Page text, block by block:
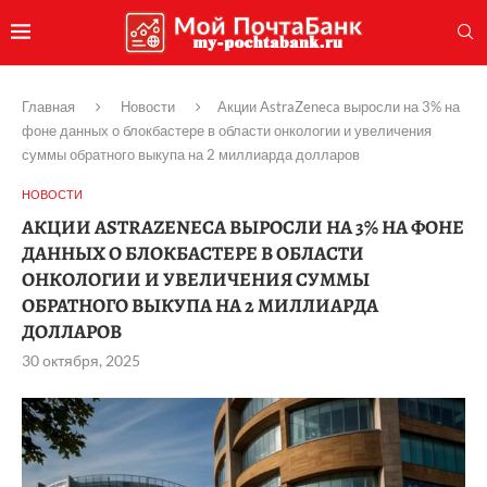
Главная Новости
Акции AstraZeneca выросли на 3% на
фоне данных о блокбастере в области онкологии и увеличения
суммы обратного выкупа на 2 миллиарда долларов
НОВОСТИ
АКЦИИ ASTRAZENECA ВЫРОСЛИ НА 3% НА ФОНЕ
ДАННЫХ О БЛОКБАСТЕРЕ В ОБЛАСТИ
ОНКОЛОГИИ И УВЕЛИЧЕНИЯ СУММЫ
ОБРАТНОГО ВЫКУПА НА 2 МИЛЛИАРДА
ДОЛЛАРОВ
30 октября, 2025